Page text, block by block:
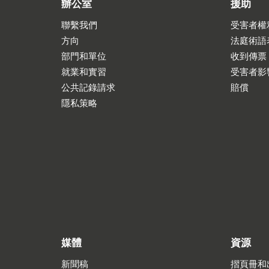
辦公室
聯繫我們
方向
部門和單位
就業和實習
公共記錄請求
隱私策略
援助
受害者權
法庭術語
收到傳票
受害者影
賠償
媒體
新聞稿
資源
摺頁冊和